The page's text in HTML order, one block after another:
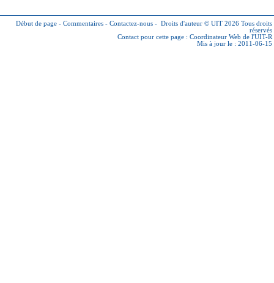
Début de page - Commentaires - Contactez-nous - Droits d'auteur © UIT 2026 Tous droits
réservés
Contact pour cette page : Coordinateur Web de l'UIT-R
Mis à jour le : 2011-06-15